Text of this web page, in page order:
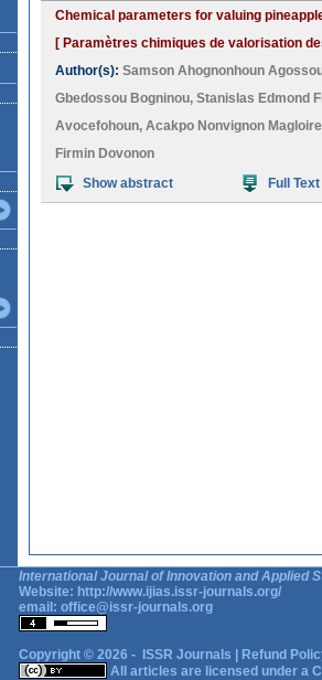
Chemical parameters for valuing
[ Paramètres chimiques de valorisation
Author(s): Samson Ahognonhoun
Gbedossou Bogninou, Stanislas Edmond
Avocefohoun, Acakpo Nonvignon
Firmin Dovonon
Show abstract
Full Text
International Journal of Innovation and Applied
Website: http://www.ijias.issr-journals.org/
email: office@issr-journals.org
Copyright © 2026 - ISSR Journals
Refund
All articles are licensed under a